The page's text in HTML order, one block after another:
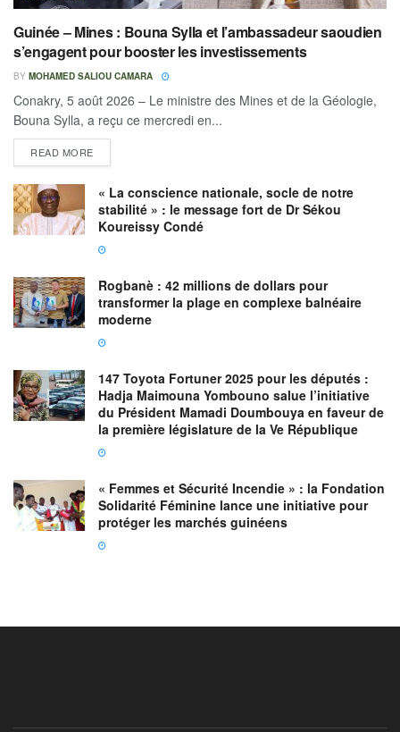
Guinée – Mines : Bouna Sylla et l’ambassadeur saoudien
s’engagent pour booster les investissements
BY MOHAMED SALIOU CAMARA
Conakry, 5 août 2026 – Le ministre des Mines et de la Géologie,
Bouna Sylla, a reçu ce mercredi en...
READ MORE
« La conscience nationale, socle de notre
stabilité » : le message fort de Dr Sékou
Koureissy Condé
Rogbanè : 42 millions de dollars pour
transformer la plage en complexe balnéaire
moderne
147 Toyota Fortuner 2025 pour les députés :
Hadja Maimouna Yombouno salue l’initiative
du Président Mamadi Doumbouya en faveur de
la première législature de la Ve République
« Femmes et Sécurité Incendie » : la Fondation
Solidarité Féminine lance une initiative pour
protéger les marchés guinéens